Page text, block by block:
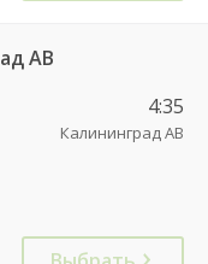
АВ
4:35
Калининград АВ